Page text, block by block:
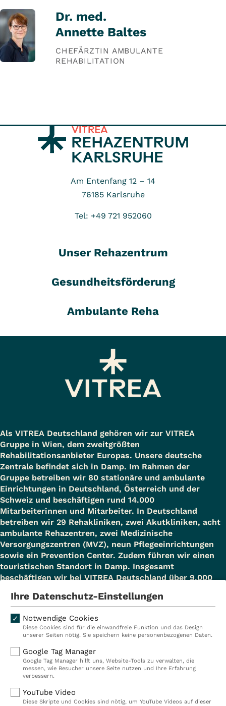
Dr. med.
Annette Baltes
CHEFÄRZTIN AMBULANTE
REHABILITATION
Am Entenfang 12 – 14
76185 Karlsruhe
Tel: +49 721 952060
Unser Rehazentrum
Gesundheitsförderung
Ambulante Reha
Als VITREA Deutschland gehören wir zur VITREA
Gruppe in Wien, dem zweitgrößten
Rehabilitationsanbieter Europas. Unsere deutsche
Zentrale befindet sich in Damp. Im Rahmen der
Gruppe betreiben wir 80 stationäre und ambulante
Einrichtungen in Deutschland, Österreich und der
Schweiz und beschäftigen rund 14.000
Mitarbeiterinnen und Mitarbeiter. In Deutschland
betreiben wir 29 Rehakliniken, zwei Akutkliniken, acht
ambulante Rehazentren, zwei Medizinische
Versorgungszentren (MVZ), neun Pflegeeinrichtungen
sowie ein Prevention Center. Zudem führen wir einen
touristischen Standort in Damp. Insgesamt
beschäftigen wir bei VITREA Deutschland über 9.000
Kliniken
Ambulant
Reha
Prävention
Karriere
VITREA Deutschland
Ihre Datenschutz-Einstellungen
Notwendige Cookies
Diese Cookies sind für die einwandfreie Funktion und das Design
unserer Seiten nötig. Sie speichern keine personenbezogenen Daten.
Google Tag Manager
Google Tag Manager hilft uns, Website-Tools zu verwalten, die
messen, wie Besucher unsere Seite nutzen und Ihre Erfahrung
verbessern.
YouTube Video
Diese Skripte und Cookies sind nötig, um YouTube Videos auf dieser